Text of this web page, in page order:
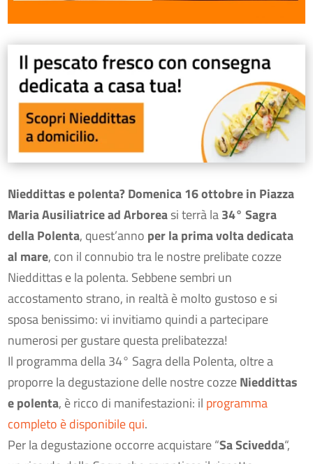
Nieddittas e polenta? Domenica 16 ottobre in Piazza
Maria Ausiliatrice ad Arboreasi terrà la34° Sagra
della Polenta, quest’anno per la prima volta dedicata
al mare, con il connubio tra le nostre prelibate cozze
Nieddittas e la polenta. Sebbene sembri un
accostamento strano, in realtà è molto gustoso e si
sposa benissimo: vi invitiamo quindi a partecipare
numerosi per gustare questa prelibatezza!
Il programma della 34° Sagra della Polenta, oltre a
proporre la degustazione delle nostre cozzeNieddittas
e polenta, è ricco di manifestazioni: il programma
completo è disponibile qui.
Per la degustazione occorre acquistare “Sa Scivedda“,